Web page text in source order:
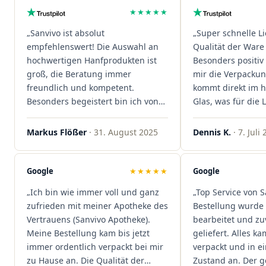
★★★★★
„Sanvivo ist absolut
empfehlenswert! Die Auswahl an
hochwertigen Hanfprodukten ist
groß, die Beratung immer
freundlich und kompetent.
Besonders begeistert bin ich von
der schnellen Rezeptannahme –
alles läuft unkompliziert und
sind extrem zügig, was mir jedes
Mal viel Zeit spart. Man merkt,
Kundenzufriedenheit an erster
Stelle stehen. Vielen Dank an das
Team von Sanvivo – ich bin
rundum begeistert!"
Markus Flößer · 31. August 2025
„Super schnelle
Qualität der
Besonders
mir die
kommt direkt im
Glas, was für die
ist. Ich bestelle
wieder!"
Dennis K. · 7. Juli
Google ★★★★★
„Ich bin wie immer voll und ganz
zufrieden mit meiner Apotheke des
Vertrauens (Sanvivo Apotheke).
Meine Bestellung kam bis jetzt
immer ordentlich verpackt bei mir
zu Hause an. Die Qualität der
Google
„Top Service von
Bestellung wurde
bearbeitet und
geliefert. Alles
verpackt und in
Zustand an. Der